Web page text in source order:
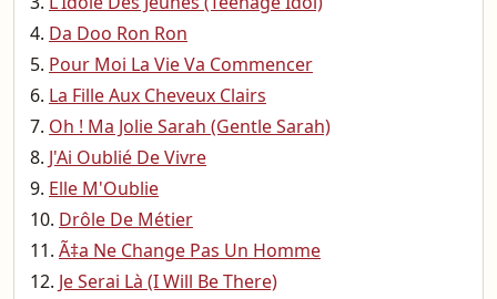
Da Doo Ron Ron
Pour Moi La Vie Va Commencer
La Fille Aux Cheveux Clairs
Oh ! Ma Jolie Sarah (Gentle Sarah)
J'Ai Oublié De Vivre
Elle M'Oublie
Drôle De Métier
Ã‡a Ne Change Pas Un Homme
Je Serai Là (I Will Be There)